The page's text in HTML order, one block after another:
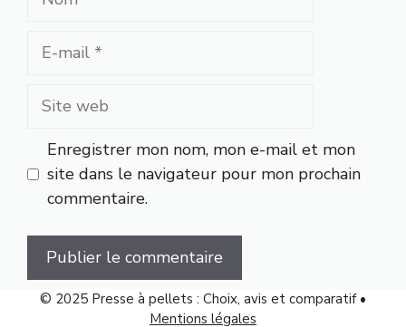
Site
Enregistrer mon nom, mon e-mail et mon
site dans le navigateur pour mon prochain
commentaire.
© 2025 Presse à pellets : Choix, avis et comparatif •
Mentions légales